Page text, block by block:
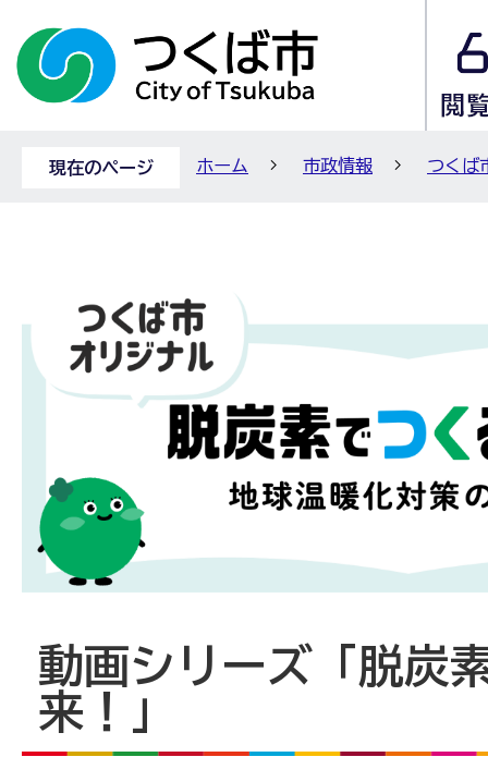
現在のページ ホーム 市政情報 つくば
脱
炭
素
学
動画シリーズ「脱炭
来！」